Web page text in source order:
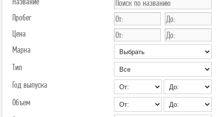
Пробег
Цена
Марка
Тип
Год выпуска
Объем